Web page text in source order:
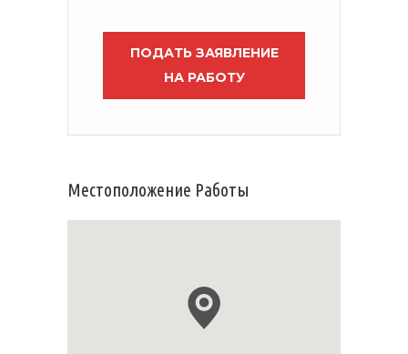
ПОДАТЬ ЗАЯВЛЕНИЕ
НА РАБОТУ
Местоположение Работы